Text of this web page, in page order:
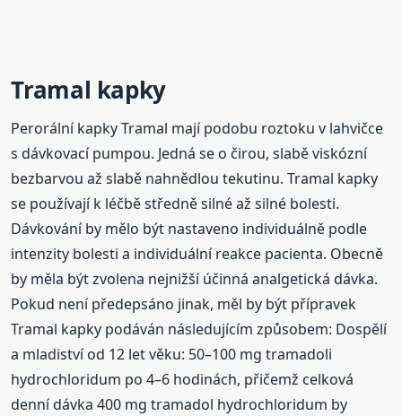
Tramal kapky
Perorální kapky Tramal mají podobu roztoku v lahvičce
s dávkovací pumpou. Jedná se o čirou, slabě viskózní
bezbarvou až slabě nahnědlou tekutinu. Tramal kapky
se používají k léčbě středně silné až silné bolesti.
Dávkování by mělo být nastaveno individuálně podle
intenzity bolesti a individuální reakce pacienta. Obecně
by měla být zvolena nejnižší účinná analgetická dávka.
Pokud není předepsáno jinak, měl by být přípravek
Tramal kapky podáván následujícím způsobem: Dospělí
a mladiství od 12 let věku: 50–100 mg tramadoli
hydrochloridum po 4–6 hodinách, přičemž celková
denní dávka 400 mg tramadol hydrochloridum by